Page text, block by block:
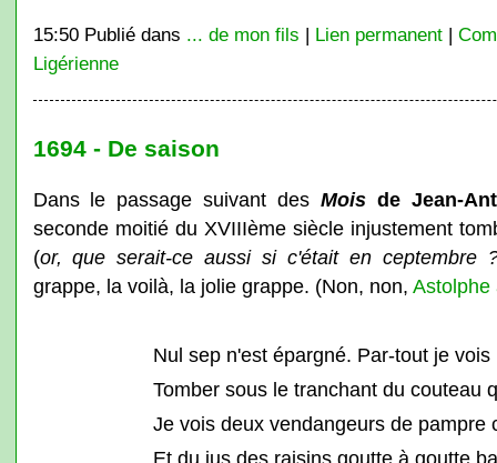
15:50 Publié dans ... de mon fils | Lien permanent|
Ligérienne
1694 - De saison
Dans le passage suivant desMois de Jean-
seconde moitié du XVIIIème siècle injustement
(or, que serait-ce aussi si c'était en ceptembre
grappe, la voilà, la jolie grappe. (Non, non, Astolphe
Nul sep n'est épargné. Par-tout je vois
Tomber sous le tranchant du couteau
Je vois deux vendangeurs de pampre
Et du jus des raisins goutte à goutte